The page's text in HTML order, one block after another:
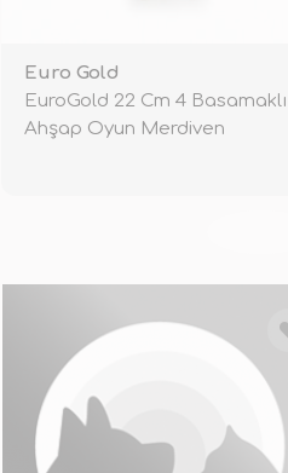
Euro Gold
EuroGold 22 Cm 4 Basamaklı
Ahşap Oyun Merdiven